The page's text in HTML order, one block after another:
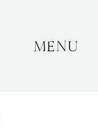
MENU